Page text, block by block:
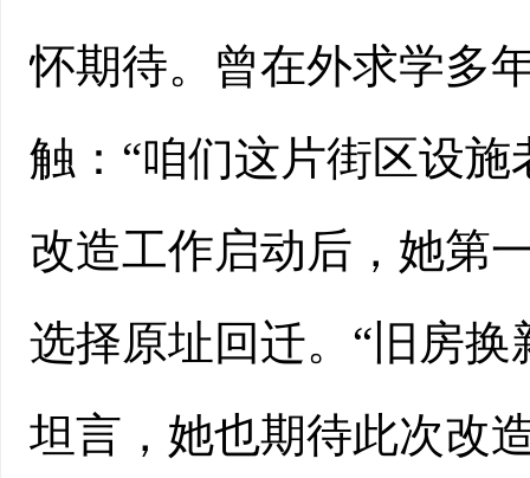
怀期待。曾在外求学多
触：“咱们这片街区设
改造工作启动后，她第
选择原址回迁。“旧房
坦言，她也期待此次改